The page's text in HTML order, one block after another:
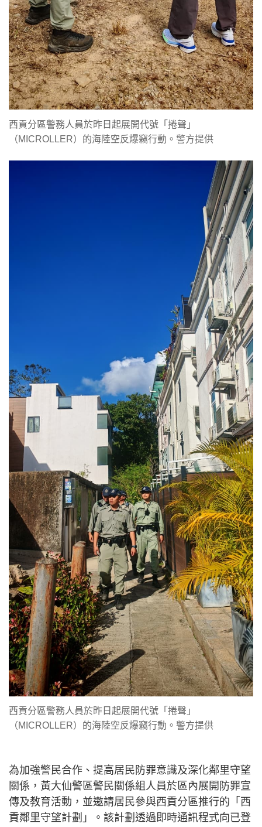
西貢分區警務人員於昨日起展開代號「捲聲」
（MICROLLER）的海陸空反爆竊行動。警方提供
西貢分區警務人員於昨日起展開代號「捲聲」
（MICROLLER）的海陸空反爆竊行動。警方提供
為加強警民合作、提高居民防罪意識及深化鄰里守望
關係，黃大仙警區警民關係組人員於區內展開防罪宣
傳及教育活動，並邀請居民參與西貢分區推行的「西
貢鄰里守望計劃」。該計劃透過即時通訊程式向已登